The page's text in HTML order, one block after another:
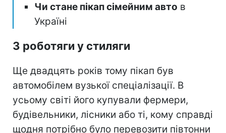
Чи стане пікап сімейним авто в
Україні
З роботяги у стиляги
Ще двадцять років тому пікап був
автомобілем вузької спеціалізації. В
усьому світі його купували фермери,
будівельники, лісники або ті, кому справді
щодня потрібно було перевозити півтонни